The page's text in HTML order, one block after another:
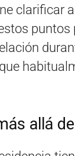
clarificar
puntos
allá